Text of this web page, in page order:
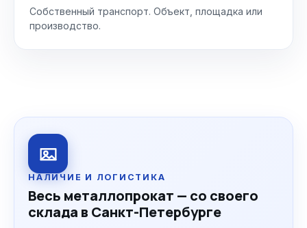
Собственный транспорт. Объект, площадка или
производство.
НАЛИЧИЕ И ЛОГИСТИКА
Весь металлопрокат — со своего
склада в Санкт-Петербурге